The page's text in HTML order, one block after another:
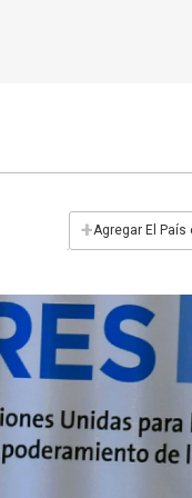
+Agregar El País